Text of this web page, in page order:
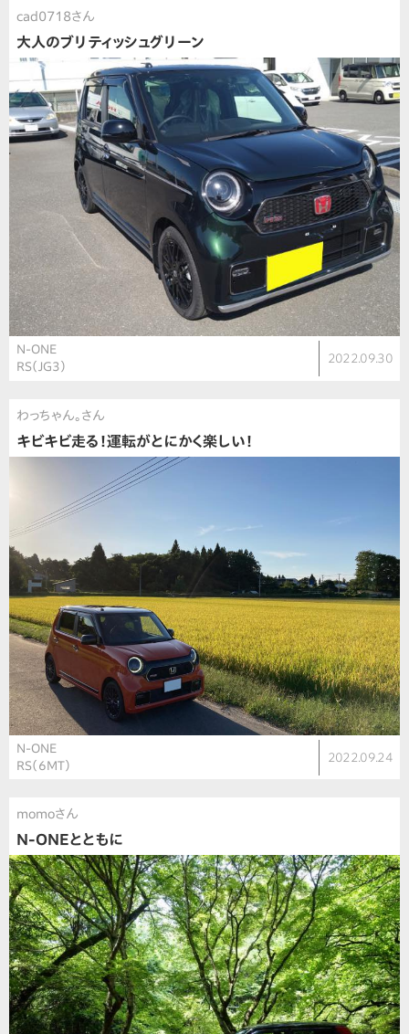
cad0718さん
大人のブリティッシュグリーン
N-ONE
RS（JG3）
2022.09.30
わっちゃん。さん
キビキビ走る！運転がとにかく楽しい！
N-ONE
RS（6MT）
2022.09.24
momoさん
N-ONEとともに